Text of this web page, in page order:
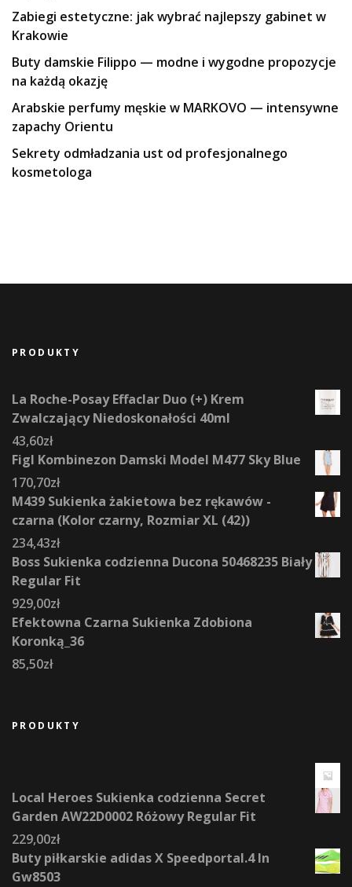
Zabiegi estetyczne: jak wybrać najlepszy gabinet w
Krakowie
Buty damskie Filippo — modne i wygodne propozycje
na każdą okazję
Arabskie perfumy męskie w MARKOVO — intensywne
zapachy Orientu
Sekrety odmładzania ust od profesjonalnego
kosmetologa
PRODUKTY
La Roche-Posay Effaclar Duo (+) Krem
Zwalczający Niedoskonałości 40ml
43,60zł
Figl Kombinezon Damski Model M477 Sky Blue
170,70zł
M439 Sukienka żakietowa bez rękawów -
czarna (Kolor czarny, Rozmiar XL (42))
234,43zł
Boss Sukienka codzienna Ducona 50468235 Biały
Regular Fit
929,00zł
Efektowna Czarna Sukienka Zdobiona
Koronką_36
85,50zł
PRODUKTY
Local Heroes Sukienka codzienna Secret
Garden AW22D0002 Różowy Regular Fit
229,00zł
Buty piłkarskie adidas X Speedportal.4 In
Gw8503